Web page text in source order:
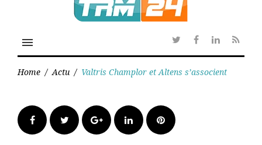
menu
TwitterFacebook
Linkedin
RSS
Home / Actu / Valtris Champlor et Altens s’associent
FacebookTwitter Google+LinkedInPinterest